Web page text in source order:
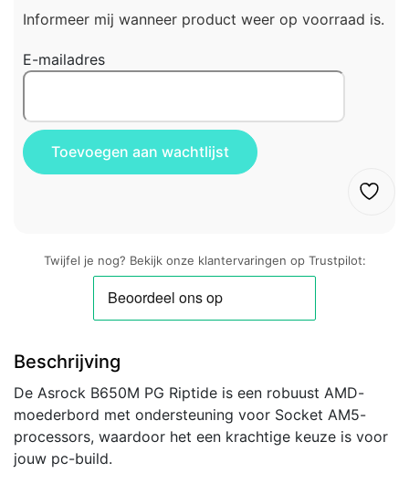
Informeer mij wanneer product weer op voorraad is.
E-mailadres
Twijfel je nog? Bekijk onze klantervaringen op Trustpilot:
Beschrijving
De Asrock B650M PG Riptide is een robuust AMD-
moederbord met ondersteuning voor Socket AM5-
processors, waardoor het een krachtige keuze is voor
jouw pc-build.